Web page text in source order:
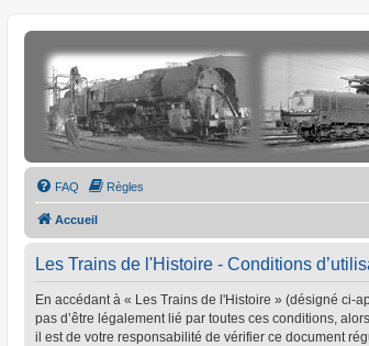
FAQ Règles
Accueil
Les Trains de l'Histoire - Conditions
En accédant à « Les Trains de l'Histoire » (désigné ci-
pas d’être légalement lié par toutes ces conditions,
il est de votre responsabilité de vérifier ce document